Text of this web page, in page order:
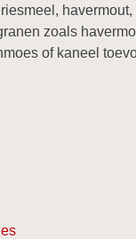
havermout,
zoals
of kaneel